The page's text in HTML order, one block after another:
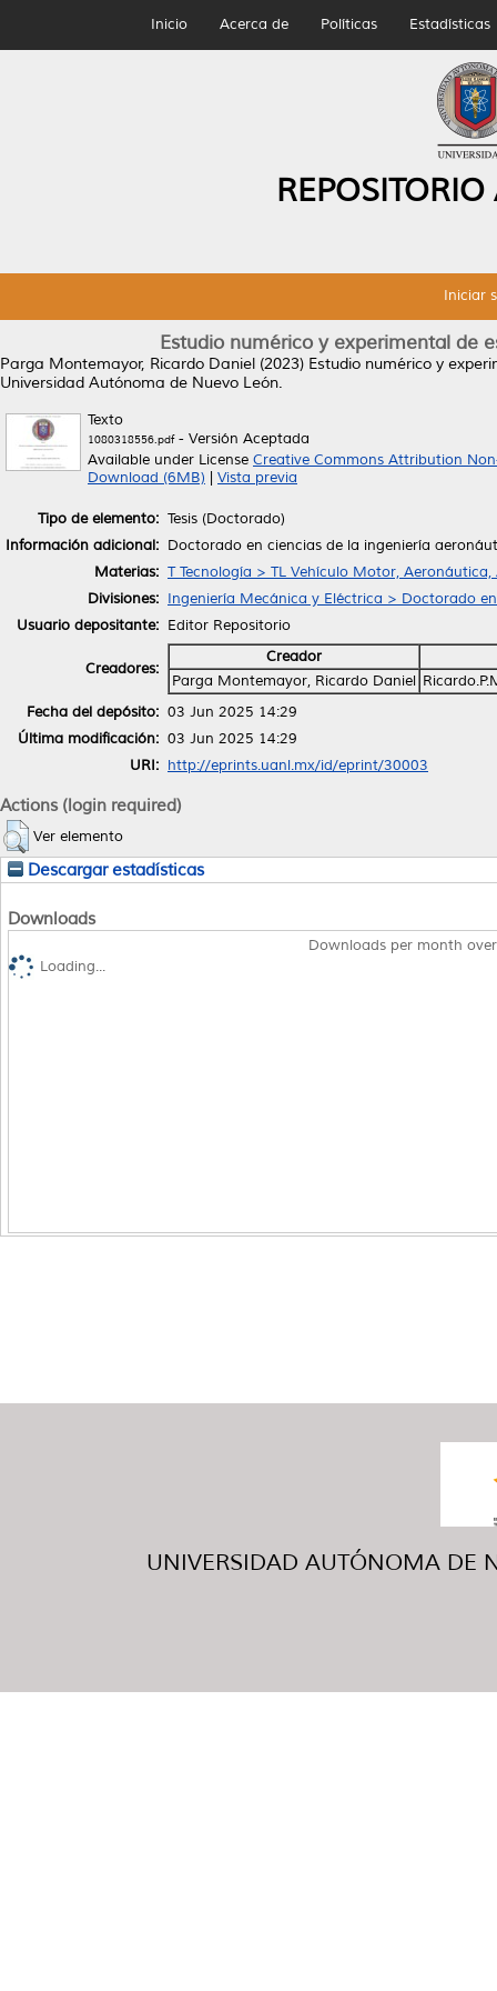
Inicio Acerca de Políticas Estadísticas
Iniciar
Estudio numérico y experimental de
Parga Montemayor, Ricardo Daniel (2023) Estudio numérico y
Universidad Autónoma de Nuevo León.
Texto
1080318556.pdf- Versión Aceptada
Available under License Creative Commons Attribution
Download (6MB)
Vista previa
Tipo de elemento: Tesis (Doctorado)
Información adicional: Doctorado en ciencias de la ingeniería
Materias: T Tecnología > TL Vehículo Motor,
Divisiones: Ingeniería Mecánica y Eléctrica > Doctorado
Usuario depositante: Editor Repositorio
Creadores:
Creador
Parga Montemayor, Ricardo Daniel
Fecha del depósito: 03 Jun 2025 14:29
Última modificación: 03 Jun 2025 14:29
URI: http://eprints.uanl.mx/id/eprint/30003
Actions (login required)
Ver elemento
Descargar estadísticas
Downloads
Downloads per month
Loading...
UNIVERSIDAD AUTÓNOMA DE